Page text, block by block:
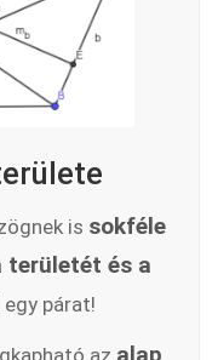
is sokféle
területét és a
egy párat!
az